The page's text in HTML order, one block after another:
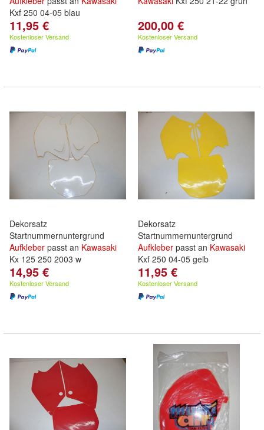
Kxf 250 04-05 blau
11,95 €
Kostenloser Versand
200,00 €
Kostenloser Versand
Dekorsatz
Startnummernuntergrund
Aufkleber passt an Kawasaki
Kx 125 250 2003 w
14,95 €
Kostenloser Versand
Dekorsatz
Startnummernuntergrund
Aufkleber passt an Kawasaki
Kxf 250 04-05 gelb
11,95 €
Kostenloser Versand